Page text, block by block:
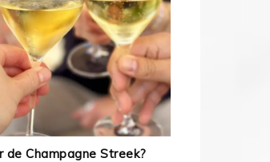
de Champagne Streek?